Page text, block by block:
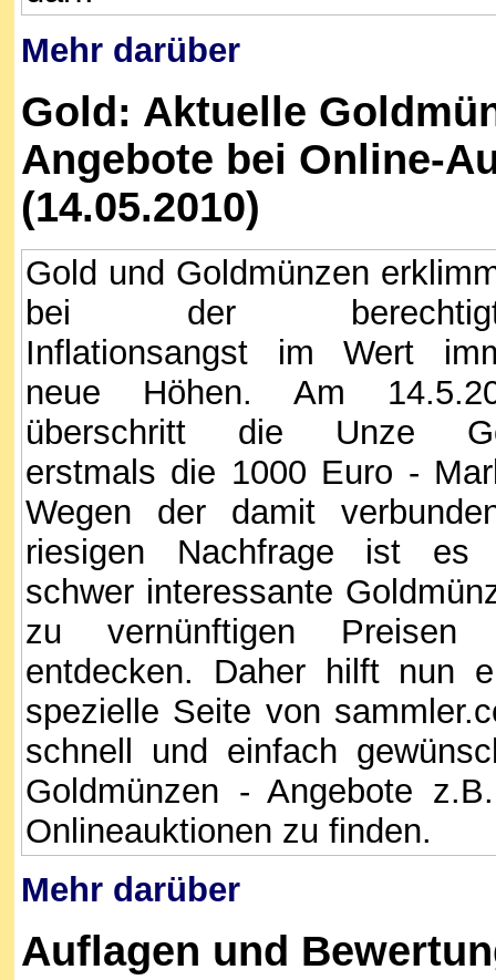
Mehr darüber
Gold: Aktuelle
Angebote bei Online-
(14.05.2010)
Gold und Goldmünzen
bei der
Inflationsangst im Wert
neue Höhen. Am
überschritt die Unze
erstmals die 1000 Euro -
Wegen der damit
riesigen Nachfrage ist es
schwer interessante
zu vernünftigen Preisen
entdecken. Daher hilft nun
spezielle Seite von
schnell und einfach
Goldmünzen - Angebote
Onlineauktionen zu finden.
Mehr darüber
Auflagen und